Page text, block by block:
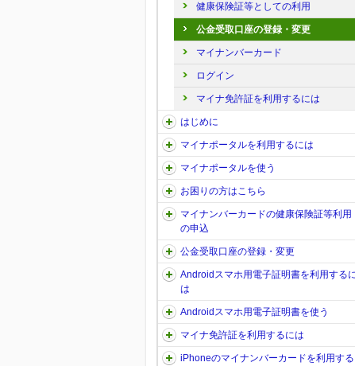
健康保険証等としての利用
公金受取口座の登録・変更
マイナンバーカード
ログイン
マイナ免許証を利用するには
はじめに
マイナポータルを利用するには
マイナポータルを使う
お困りの方はこちら
マイナンバーカードの健康保険証等利用
の申込
公金受取口座の登録・変更
Androidスマホ用電子証明書を利用する
は
Androidスマホ用電子証明書を使う
マイナ免許証を利用するには
iPhoneのマイナンバーカードを利用する